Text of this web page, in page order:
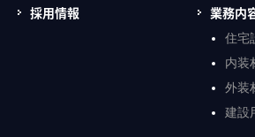
採用情報 業務内
住宅
内装
外装
建設